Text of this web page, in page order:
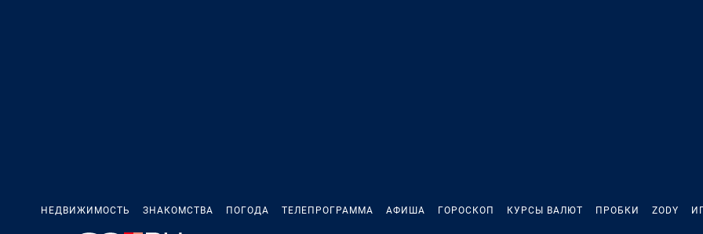
НЕДВИЖИМОСТЬ ЗНАКОМСТВА ПОГОДА ТЕЛЕПРОГРАММА АФИША ГОРОСКОП КУРСЫ ВАЛЮТ ПРОБКИ ZODY